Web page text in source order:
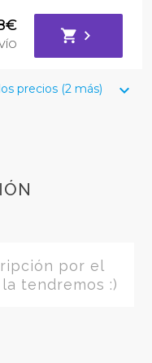
shopping_cart chevron_right
keyboard_arrow_down
precios (2 más)
por el
tendremos :)